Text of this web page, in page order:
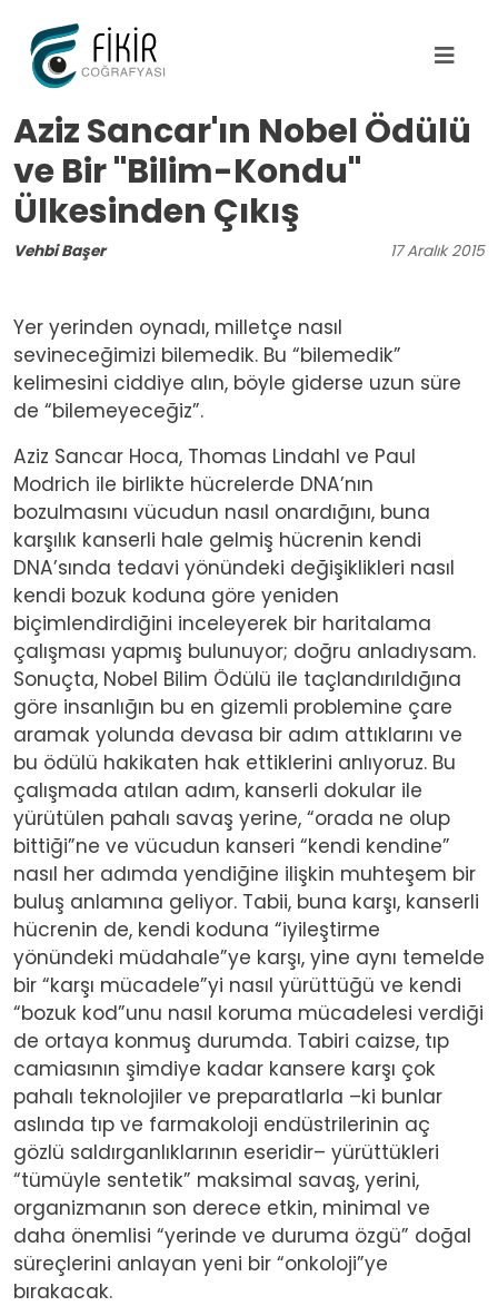
Aziz Sancar'ın Nobel Ödülü
ve Bir "Bilim-Kondu"
Ülkesinden Çıkış
Vehbi Başer 17 Aralık 2015
Yer yerinden oynadı, milletçe nasıl
sevineceğimizi bilemedik. Bu “bilemedik”
kelimesini ciddiye alın, böyle giderse uzun süre
de “bilemeyeceğiz”.
Aziz Sancar Hoca, Thomas Lindahl ve Paul
Modrich ile birlikte hücrelerde DNA’nın
bozulmasını vücudun nasıl onardığını, buna
karşılık kanserli hale gelmiş hücrenin kendi
DNA’sında tedavi yönündeki değişiklikleri nasıl
kendi bozuk koduna göre yeniden
biçimlendirdiğini inceleyerek bir haritalama
çalışması yapmış bulunuyor; doğru anladıysam.
Sonuçta, Nobel Bilim Ödülü ile taçlandırıldığına
göre insanlığın bu en gizemli problemine çare
aramak yolunda devasa bir adım attıklarını ve
bu ödülü hakikaten hak ettiklerini anlıyoruz. Bu
çalışmada atılan adım, kanserli dokular ile
yürütülen pahalı savaş yerine, “orada ne olup
bittiği”ne ve vücudun kanseri “kendi kendine”
nasıl her adımda yendiğine ilişkin muhteşem bir
buluş anlamına geliyor. Tabii, buna karşı, kanserli
hücrenin de, kendi koduna “iyileştirme
yönündeki müdahale”ye karşı, yine aynı temelde
bir “karşı mücadele”yi nasıl yürüttüğü ve kendi
“bozuk kod”unu nasıl koruma mücadelesi verdiği
de ortaya konmuş durumda. Tabiri caizse, tıp
camiasının şimdiye kadar kansere karşı çok
pahalı teknolojiler ve preparatlarla –ki bunlar
aslında tıp ve farmakoloji endüstrilerinin aç
gözlü saldırganlıklarının eseridir– yürüttükleri
“tümüyle sentetik” maksimal savaş, yerini,
organizmanın son derece etkin, minimal ve
daha önemlisi “yerinde ve duruma özgü” doğal
süreçlerini anlayan yeni bir “onkoloji”ye
bırakacak.